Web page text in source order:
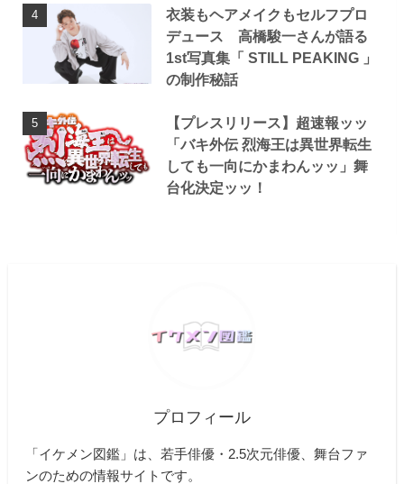
衣装もヘアメイクもセルフプロ
デュース 高橋駿一さんが語る
1st写真集「 STILL PEAKING 」
の制作秘話
【プレスリリース】超速報ッッ
「バキ外伝 烈海王は異世界転生
しても一向にかまわんッッ」舞
台化決定ッッ！
プロフィール
「イケメン図鑑」は、若手俳優・2.5次元俳優、舞台ファ
ンのための情報サイトです。